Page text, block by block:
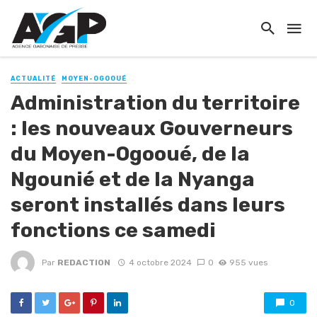
ACTUALITÉ MOYEN-OGOOUÉ
Administration du territoire
: les nouveaux Gouverneurs
du Moyen-Ogooué, de la
Ngounié et de la Nyanga
seront installés dans leurs
fonctions ce samedi
Par REDACTION 4 octobre 2024 0 955 vues
0